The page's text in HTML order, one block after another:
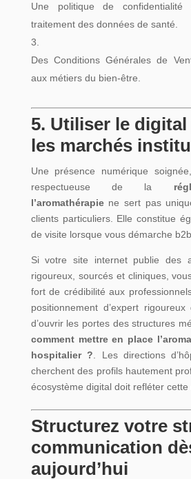
Une politique de
traitement des données de santé.
Des Conditions Générales de
aux métiers du bien-être.
5. Utiliser le
les marchés
Une présence numérique
respectueuse de la
l’aromathérapiene sert pas
clients particuliers. Elle constitue
de visite lorsque vous démarche
Si votre site internet publie des
rigoureux, sourcés et cliniques,
fort de crédibilité aux
positionnement d’expert
d’ouvrir les portes des structures
comment mettre en place
hospitalier ? . Les directions
cherchent des profils hautement
écosystème digital doit refléter cette
Structurez votre
communication
aujourd’hui